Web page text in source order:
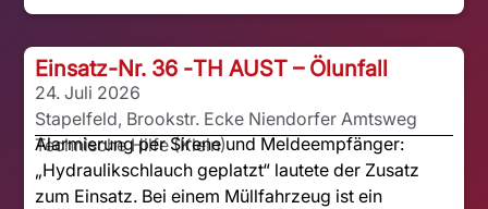
Einsatz-Nr. 36 -TH AUST – Ölunfall
24. Juli 2026
Stapelfeld, Brookstr. Ecke Niendorfer Amtsweg
Technische Hilfe (Klein)
Alarmierung per Sirene und Meldeempfänger:
„Hydraulikschlauch geplatzt“ lautete der Zusatz
zum Einsatz. Bei einem Müllfahrzeug ist ein